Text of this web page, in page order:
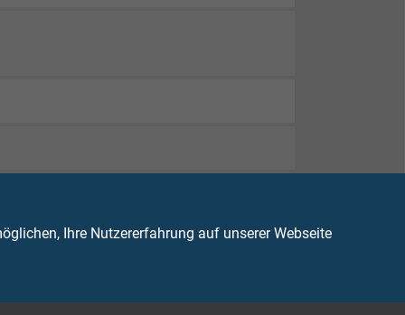
Ihre Nutzererfahrung auf unserer Webseite